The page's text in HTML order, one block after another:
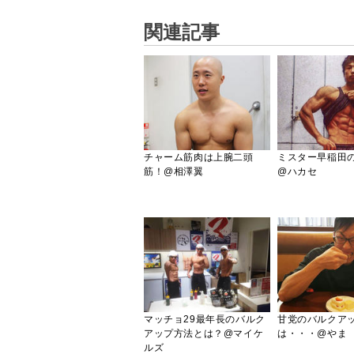
関連記事
チャーム筋肉は上腕二頭
筋！@相澤翼
ミスター早稲田
@ハカセ
マッチョ29最年長のバルク
アップ方法とは？@マイケ
ルズ
甘党のバルクア
は・・・@やま